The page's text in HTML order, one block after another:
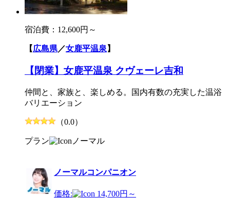
宿泊費： 12,600円～
【広島県／女鹿平温泉】
【閉業】女鹿平温泉 クヴェーレ吉和
仲間と、家族と、楽しめる。国内有数の充実した温浴
バリエーション
（0.0）
プラン ノーマル
ノーマルコンパニオン
価格: 14,700円～